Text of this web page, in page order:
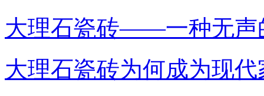
大理石瓷砖——一种无声
大理石瓷砖为何成为现